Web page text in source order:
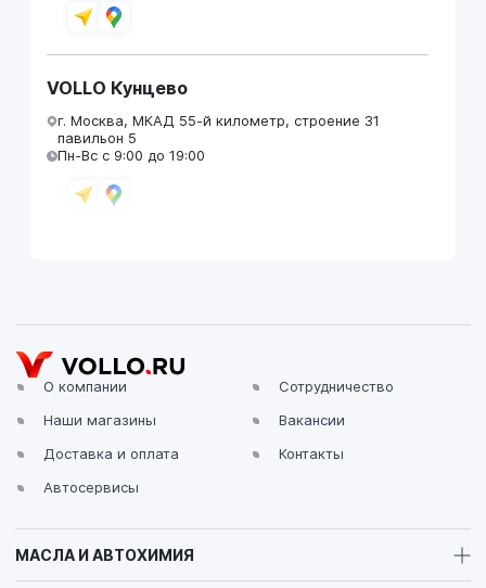
VOLLO Кунцево
г. Москва, МКАД 55-й километр, строение 31
павильон 5
Пн-Вс с 9:00 до 19:00
VOLLO Владимир
г. Владимир, Московское шоссе, д.5/1
О компании
Наши магазины
Доставка и оплата
Автосервисы
Сотрудничество
Вакансии
Контакты
МАСЛА И АВТОХИМИЯ